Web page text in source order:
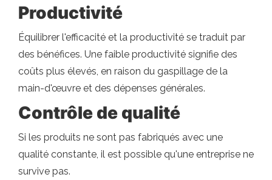
Productivité
Équilibrer l'efficacité et la productivité se traduit par
des bénéfices. Une faible productivité signifie des
coûts plus élevés, en raison du gaspillage de la
main-d'œuvre et des dépenses générales.
Contrôle de qualité
Si les produits ne sont pas fabriqués avec une
qualité constante, il est possible qu'une entreprise ne
survive pas.